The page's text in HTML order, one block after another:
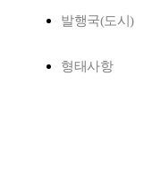
발행국(도시)
형태사항